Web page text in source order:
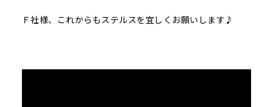
Ｆ社様、これからもステルスを宜しくお願いします♪